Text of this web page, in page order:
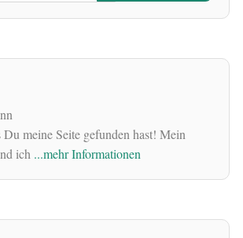
meine Seite gefunden hast! Mein
ich ...mehr Informationen